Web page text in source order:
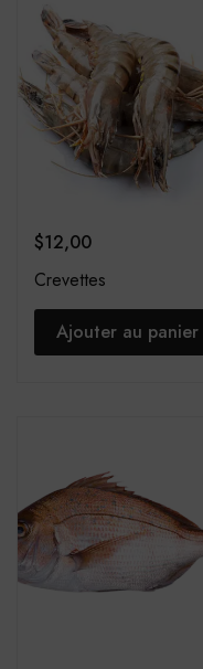
$12,00
Crevettes
Ajouter au panier